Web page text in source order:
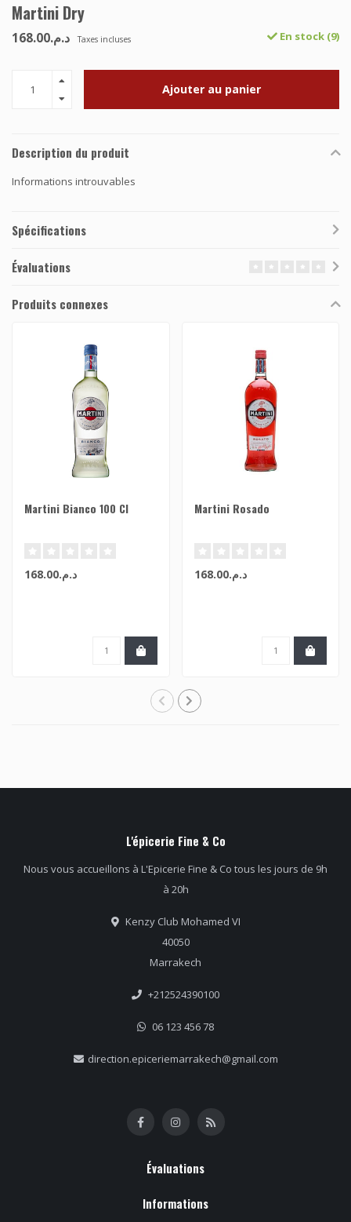
Martini Dry
د.م.168.00 Taxes incluses En stock (9)
Ajouter au panier
Description du produit
Informations introuvables
Spécifications
Évaluations
Produits connexes
Martini Bianco 100 Cl
د.م.168.00
Martini Rosado
د.م.168.00
L'épicerie Fine & Co
Nous vous accueillons à L'Epicerie Fine & Co tous les jours de 9h
à 20h
Kenzy Club Mohamed VI
40050
Marrakech
+212524390100
06 123 456 78
direction.epiceriemarrakech@gmail.com
Évaluations
Informations